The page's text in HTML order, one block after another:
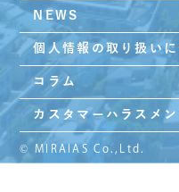
NEWS
個人情報の取り扱い
コラム
カスタマーハラスメ
© MIRAIAS Co.,Ltd.